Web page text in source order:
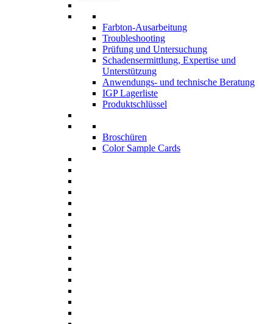
Farbton-Ausarbeitung
Troubleshooting
Prüfung und Untersuchung
Schadensermittlung, Expertise und
Unterstützung
Anwendungs- und technische Beratung
IGP Lagerliste
Produktschlüssel
Broschüren
Color Sample Cards